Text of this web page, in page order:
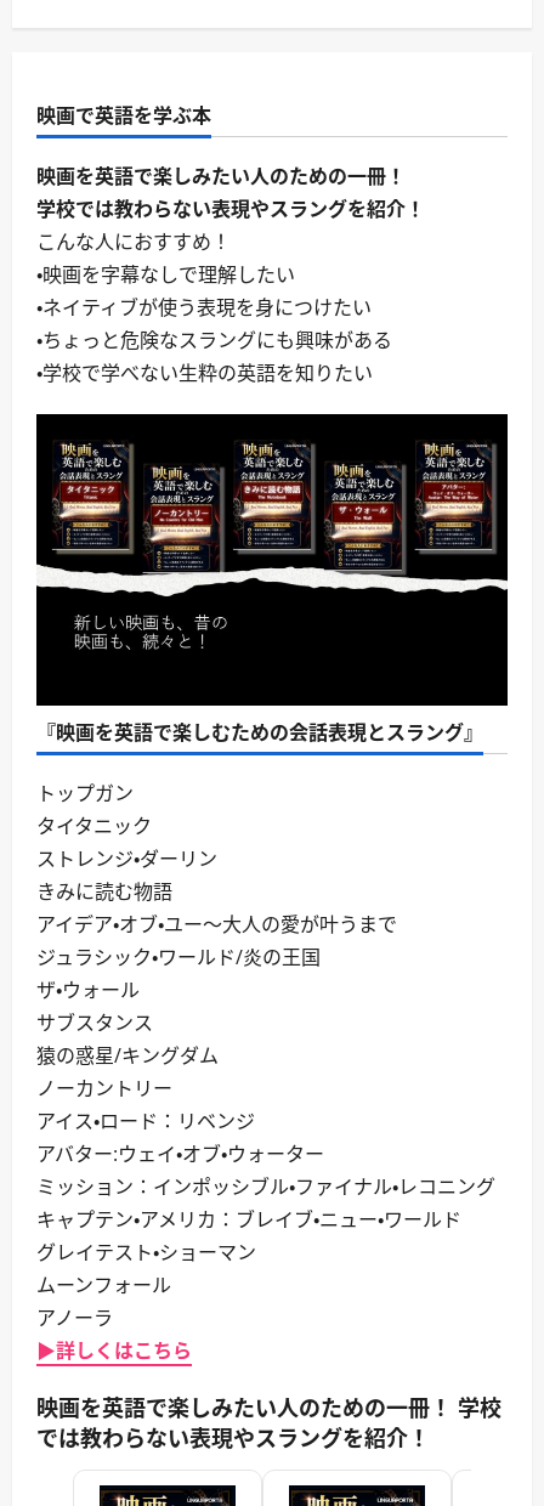
映画で英語を学ぶ本
映画を英語で楽しみたい人のための一冊！
学校では教わらない表現やスラングを紹介！
こんな人におすすめ！
・映画を字幕なしで理解したい
・ネイティブが使う表現を身につけたい
・ちょっと危険なスラングにも興味がある
・学校で学べない生粋の英語を知りたい
『映画を英語で楽しむための会話表現とスラング』
トップガン
タイタニック
ストレンジ・ダーリン
きみに読む物語
アイデア・オブ・ユー～大人の愛が叶うまで
ジュラシック・ワールド/炎の王国
ザ・ウォール
サブスタンス
猿の惑星/キングダム
ノーカントリー
アイス・ロード：リベンジ
アバター:ウェイ・オブ・ウォーター
ミッション：インポッシブル・ファイナル・レコニング
キャプテン・アメリカ：ブレイブ・ニュー・ワールド
グレイテスト・ショーマン
ムーンフォール
アノーラ
▶詳しくはこちら
映画を英語で楽しみたい人のための一冊！ 学校
では教わらない表現やスラングを紹介！